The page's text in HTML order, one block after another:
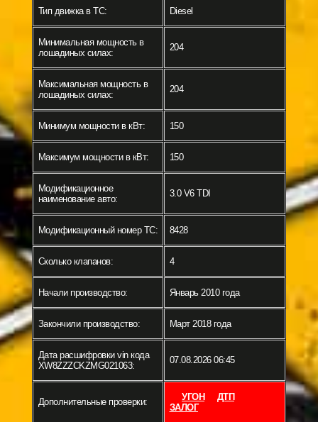
Тип движка в ТС: Diesel
Минимальная мощность в
лошадиных силах:
204
Максимальная мощность в
лошадиных силах:
204
Минимум мощности в кВт: 150
Максимум мощности в кВт: 150
Модификационное
наименование авто:
3.0 V6 TDI
Модификационный номер ТС: 8428
Сколько клапанов: 4
Начали производство: Январь 2010 года
Закончили производство: Март 2018 года
Дата расшифровки vin кода
XW8ZZZCKZMG021063:
07.08.2026 06:45
Дополнительные проверки: УГОН
ДТП
ЗАЛОГ